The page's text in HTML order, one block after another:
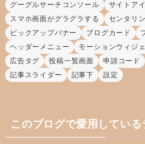
グーグルサーチコンソール
サイトア
スマホ画面がグラグラする
センタリ
ピックアップバナー
ブログカード
ヘッダーメニュー
モーションウィジ
広告タグ
投稿一覧画面 申請コード
記事スライダー
記事下 設定
このブログで愛用している